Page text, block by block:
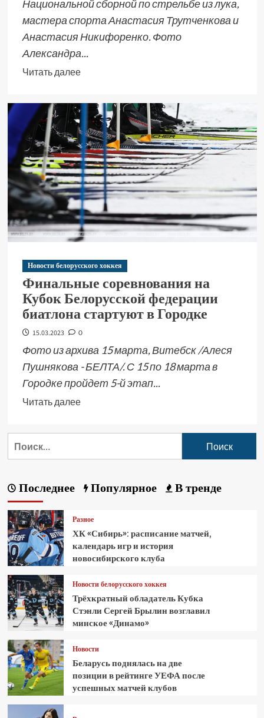
Национальной сборной по стрельбе из лука,
мастера спорта Анастасия Трутченкова и
Анастасия Никифоренко. Фото
Александра...
Читать далее
Новости белорусского хоккея
Финальные соревнования на
Кубок Белорусской федерации
биатлона стартуют в Городке
15.03.2023 0
Фото из архива 15 марта, Витебск /Алеся
Пушнякова - БЕЛТА/. С 15 по 18 марта в
Городке пройдет 5-й этап...
Читать далее
Последнее Популярное В тренде
Разное
ХК «Сибирь»: расписание матчей,
календарь игр и история
новосибирского клуба
Новости белорусского хоккея
Трёхкратный обладатель Кубка
Стэнли Сергей Брылин возглавил
минское «Динамо»
Новости
Беларусь поднялась на две
позиции в рейтинге УЕФА после
успешных матчей клубов